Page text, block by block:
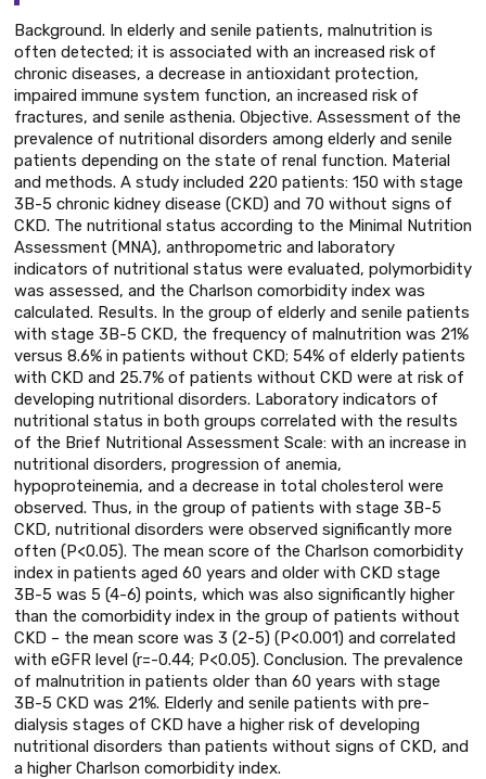
Background. In elderly and senile patients, malnutrition is
often detected; it is associated with an increased risk of
chronic diseases, a decrease in antioxidant protection,
impaired immune system function, an increased risk of
fractures, and senile asthenia. Objective. Assessment of the
prevalence of nutritional disorders among elderly and senile
patients depending on the state of renal function. Material
and methods. A study included 220 patients: 150 with stage
3B-5 chronic kidney disease (CKD) and 70 without signs of
CKD. The nutritional status according to the Minimal Nutrition
Assessment (MNA), anthropometric and laboratory
indicators of nutritional status were evaluated, polymorbidity
was assessed, and the Charlson comorbidity index was
calculated. Results. In the group of elderly and senile patients
with stage 3B-5 CKD, the frequency of malnutrition was 21%
versus 8.6% in patients without CKD; 54% of elderly patients
with CKD and 25.7% of patients without CKD were at risk of
developing nutritional disorders. Laboratory indicators of
nutritional status in both groups correlated with the results
of the Brief Nutritional Assessment Scale: with an increase in
nutritional disorders, progression of anemia,
hypoproteinemia, and a decrease in total cholesterol were
observed. Thus, in the group of patients with stage 3B-5
CKD, nutritional disorders were observed significantly more
often (P<0.05). The mean score of the Charlson comorbidity
index in patients aged 60 years and older with CKD stage
3B-5 was 5 (4-6) points, which was also significantly higher
than the comorbidity index in the group of patients without
CKD – the mean score was 3 (2-5) (P<0.001) and correlated
with eGFR level (r=-0.44; P<0.05). Conclusion. The prevalence
of malnutrition in patients older than 60 years with stage
3B-5 CKD was 21%. Elderly and senile patients with pre-
dialysis stages of CKD have a higher risk of developing
nutritional disorders than patients without signs of CKD, and
a higher Charlson comorbidity index.